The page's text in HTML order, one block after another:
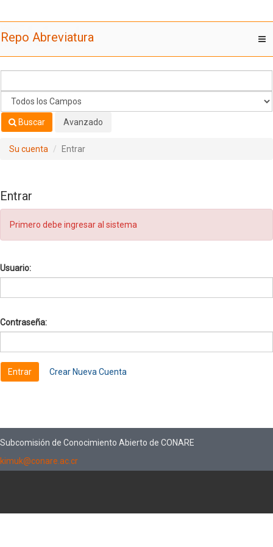
Repo Abreviatura
Buscar Avanzado
Su cuenta Entrar
Entrar
Primero debe ingresar al sistema
Usuario:
Contraseña:
Crear Nueva Cuenta
Subcomisión de Conocimiento Abierto de CONARE
kimuk@conare.ac.cr